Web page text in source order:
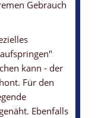
Gebrauch
kann - der
Für den
Ebenfalls